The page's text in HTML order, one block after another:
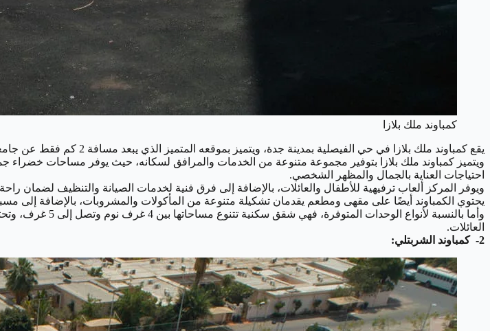
كمباوند ملك بلازا
يقع كمباوند ملك بلازا في حي الفيصلية بمدينة جدة، ويتميز بموقعه المتميز الذي يبعد مسافة 2 كم فقط عن جامعة جدة و2.2 كم عن شركة المياه الوطنية، مما يجعله خيارًا مثاليًا للسكن العائلي والاستثماري.
ويتميز كمباوند ملك بلازا بتوفير مجموعة متنوعة من الخدمات والمرافق لسكانه، حيث يوفر مساحات خضراء
احتياجات العناية بالجمال والمظهر الشخصي.
ويوفر المركز ألعاب ترفيهية للأطفال والعائلات، بالإضافة إلى فرق فنية لخدمات الصيانة والتنظيف لضمان
يحتوي الكمباوند أيضًا على مقهى ومطعم يقدمان تشكيلة متنوعة من المأكولات والمشروبات، بالإضافة إلى
العائلات.
2- كمباوند الشربتلي: